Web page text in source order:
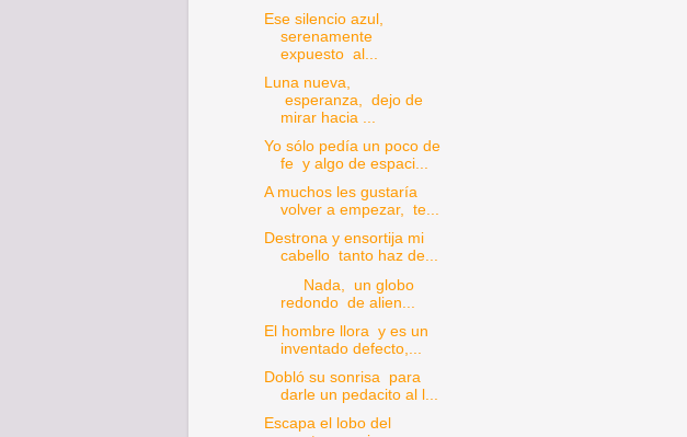
Ese silencio azul,
serenamente
expuesto al...
Luna nueva,
esperanza, dejo de
mirar hacia ...
Yo sólo pedía un poco de
fe y algo de espaci...
A muchos les gustaría
volver a empezar, te...
Destrona y ensortija mi
cabello tanto haz de...
Nada, un globo
redondo de alien...
El hombre llora y es un
inventado defecto,...
Dobló su sonrisa para
darle un pedacito al l...
Escapa el lobo del